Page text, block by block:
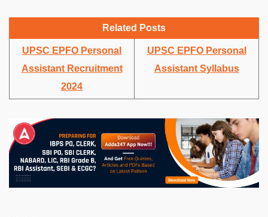
Related Posts
UPSC EPFO Personal
Assistant Recruitment
2024
UPSC EPFO Personal
Assistant Syllabus